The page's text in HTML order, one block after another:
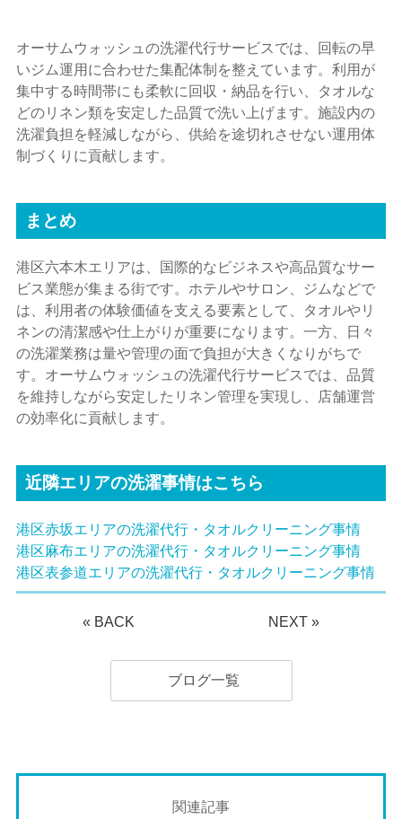
オーサムウォッシュの洗濯代行サービスでは、回転の早
いジム運用に合わせた集配体制を整えています。利用が
集中する時間帯にも柔軟に回収・納品を行い、タオルな
どのリネン類を安定した品質で洗い上げます。施設内の
洗濯負担を軽減しながら、供給を途切れさせない運用体
制づくりに貢献します。
まとめ
港区六本木エリアは、国際的なビジネスや高品質なサー
ビス業態が集まる街です。ホテルやサロン、ジムなどで
は、利用者の体験価値を支える要素として、タオルやリ
ネンの清潔感や仕上がりが重要になります。一方、日々
の洗濯業務は量や管理の面で負担が大きくなりがちで
す。オーサムウォッシュの洗濯代行サービスでは、品質
を維持しながら安定したリネン管理を実現し、店舗運営
の効率化に貢献します。
近隣エリアの洗濯事情はこちら
港区赤坂エリアの洗濯代行・タオルクリーニング事情
港区麻布エリアの洗濯代行・タオルクリーニング事情
港区表参道エリアの洗濯代行・タオルクリーニング事情
« BACK NEXT»
ブログ一覧
関連記事